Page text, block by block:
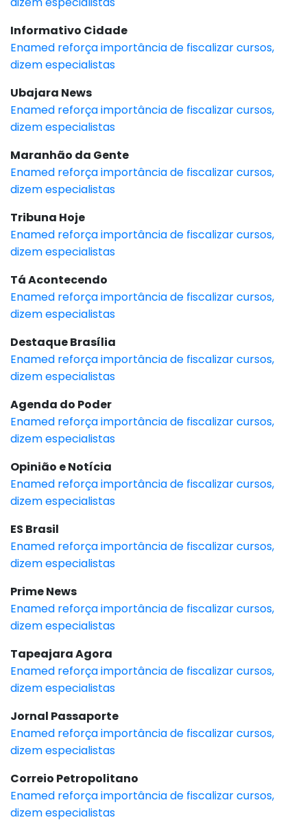
Informativo Cidade
Enamed reforça importância de fiscalizar cursos,
dizem especialistas
Ubajara News
Enamed reforça importância de fiscalizar cursos,
dizem especialistas
Maranhão da Gente
Enamed reforça importância de fiscalizar cursos,
dizem especialistas
Tribuna Hoje
Enamed reforça importância de fiscalizar cursos,
dizem especialistas
Tá Acontecendo
Enamed reforça importância de fiscalizar cursos,
dizem especialistas
Destaque Brasília
Enamed reforça importância de fiscalizar cursos,
dizem especialistas
Agenda do Poder
Enamed reforça importância de fiscalizar cursos,
dizem especialistas
Opinião e Notícia
Enamed reforça importância de fiscalizar cursos,
dizem especialistas
ES Brasil
Enamed reforça importância de fiscalizar cursos,
dizem especialistas
Prime News
Enamed reforça importância de fiscalizar cursos,
dizem especialistas
Tapeajara Agora
Enamed reforça importância de fiscalizar cursos,
dizem especialistas
Jornal Passaporte
Enamed reforça importância de fiscalizar cursos,
dizem especialistas
Correio Petropolitano
Enamed reforça importância de fiscalizar cursos,
dizem especialistas